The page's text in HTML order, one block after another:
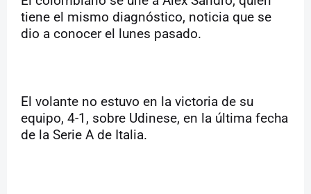
tiene el mismo diagnóstico, noticia que se
dio a conocer el lunes pasado.
El volante no estuvo en la victoria de su
equipo, 4-1, sobre Udinese, en la última fecha
de la Serie A de Italia.